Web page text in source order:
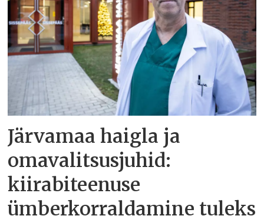
Järvamaa haigla ja
omavalitsusjuhid:
kiirabiteenuse
ümberkorraldamine tuleks